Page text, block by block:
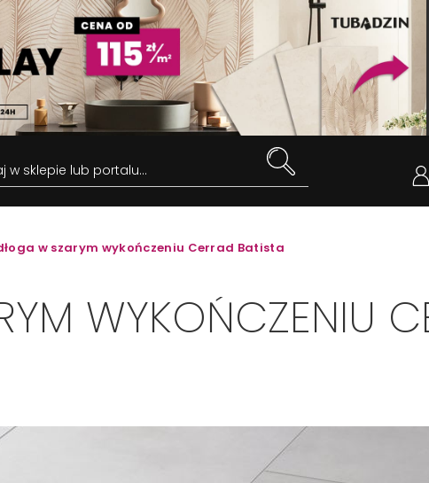
w sklepie lub portalu...
w szarym wykończeniu Cerrad Batista
WYKOŃCZENIU